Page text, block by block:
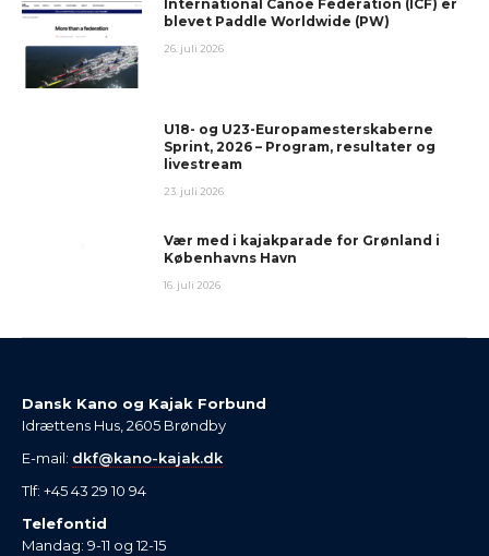
International Canoe Federation (ICF) er
blevet Paddle Worldwide (PW)
26. juli 2026
U18- og U23-Europamesterskaberne
Sprint, 2026 – Program, resultater og
livestream
23. juli 2026
Vær med i kajakparade for Grønland i
Københavns Havn
16. juli 2026
Dansk Kano og Kajak Forbund
Idrættens Hus, 2605 Brøndby
E-mail: dkf@kano-kajak.dk
Tlf: +45 43 29 10 94
Telefontid
Mandag: 9-11 og 12-15